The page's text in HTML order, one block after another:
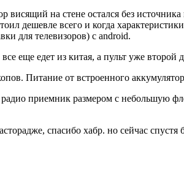
висящий на стене остался без
дешевле всего и когда
для телевизоров) c android.
еще едет из китая, а пульт уже второй
Питание от встроенного
приемник размером с небольшую
спасибо хабр. но сейчас